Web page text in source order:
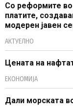
Со реформите во
платите,
модерен јавен
АКТУЕЛНО
Цената на
ЕКОНОМИЈА
Дали морската